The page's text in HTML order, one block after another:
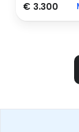
€ 3.300